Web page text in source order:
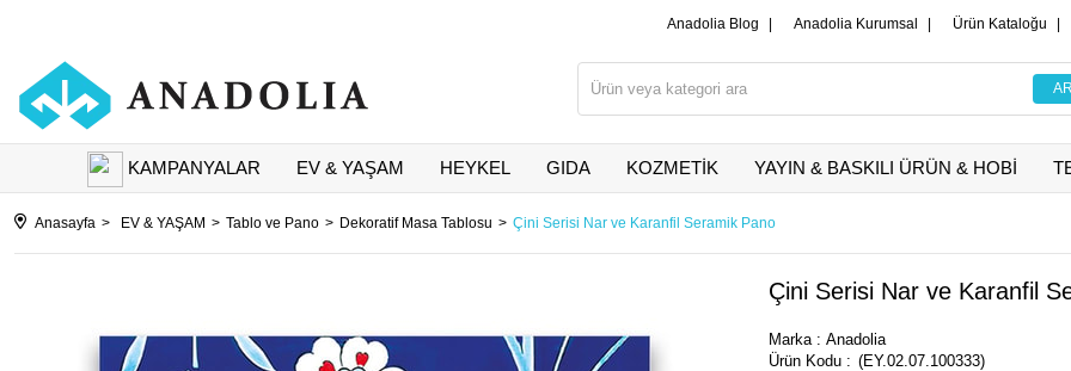
Anadolia Blog Anadolia Kurumsal Ürün Kataloğu
KAMPANYALAR EV & YAŞAM HEYKEL GIDA KOZMETİK YAYIN & BASKILI ÜRÜN & HOBİ
Anasayfa EV & YAŞAM Tablo ve Pano Dekoratif Masa Tablosu Çini Serisi Nar ve Karanfil Seramik Pano
Çini Serisi Nar ve Karanfil
Marka : Anadolia
(EY.02.07.100333)